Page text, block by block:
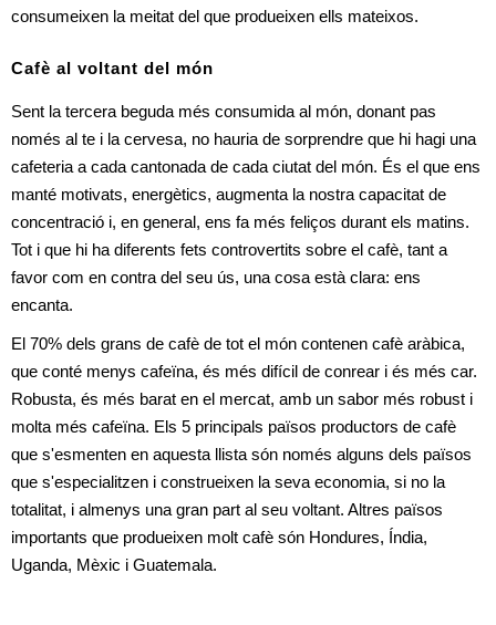
consumeixen la meitat del que produeixen ells mateixos.
Cafè al voltant del món
Sent la tercera beguda més consumida al món, donant pas
només al te i la cervesa, no hauria de sorprendre que hi hagi una
cafeteria a cada cantonada de cada ciutat del món. És el que ens
manté motivats, energètics, augmenta la nostra capacitat de
concentració i, en general, ens fa més feliços durant els matins.
Tot i que hi ha diferents fets controvertits sobre el cafè, tant a
favor com en contra del seu ús, una cosa està clara: ens
encanta.
El 70% dels grans de cafè de tot el món contenen cafè aràbica,
que conté menys cafeïna, és més difícil de conrear i és més car.
Robusta, és més barat en el mercat, amb un sabor més robust i
molta més cafeïna. Els 5 principals països productors de cafè
que s'esmenten en aquesta llista són només alguns dels països
que s'especialitzen i construeixen la seva economia, si no la
totalitat, i almenys una gran part al seu voltant. Altres països
importants que produeixen molt cafè són Hondures, Índia,
Uganda, Mèxic i Guatemala.